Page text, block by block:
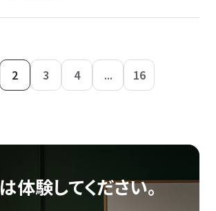
2 3 4 ... 16
体験してください。